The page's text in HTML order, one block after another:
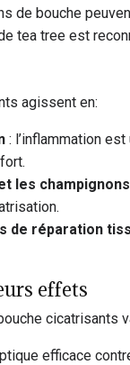
de bouche
de tea tree est
agissent en:
: l’inflammation
les champignons
de réparation
effets
cicatrisants
efficace